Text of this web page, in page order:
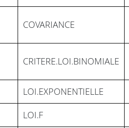
COVARIANCE
CRITERE.LOI.BINOMIALE
LOI.EXPONENTIELLE
LOI.F